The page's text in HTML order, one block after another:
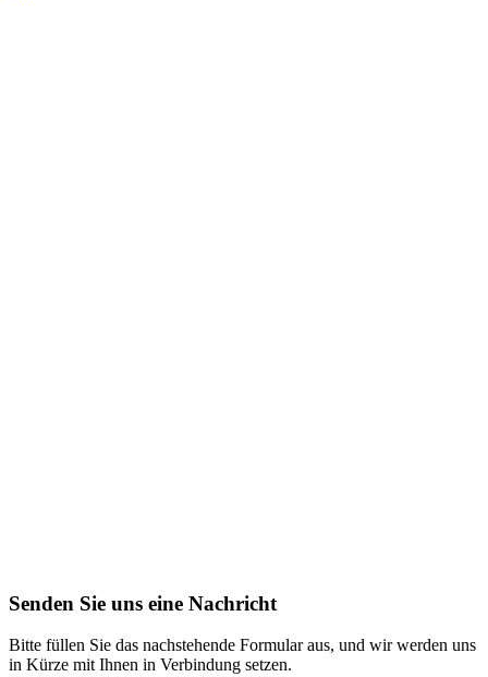
Senden Sie uns eine Nachricht
Bitte füllen Sie das nachstehende Formular aus, und wir werden uns
in Kürze mit Ihnen in Verbindung setzen.